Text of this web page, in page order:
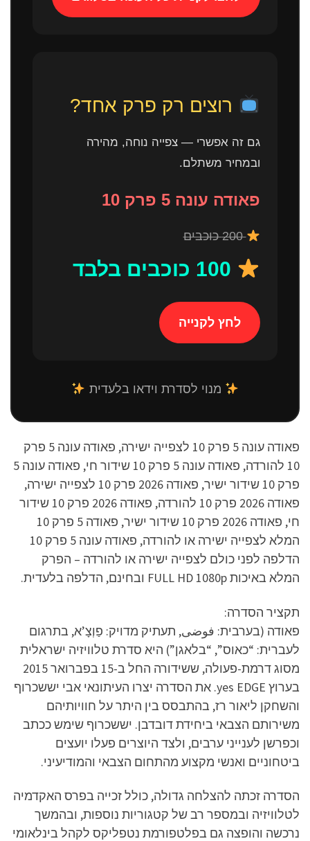
רוצים רק פרק אחד?
גם זה אפשרי — צפייה נוחה, מהירה
ובמחיר משתלם.
פאודה עונה 5 פרק 10
200 כוכבים
לחץ לקנייה
מנוי לסדרת וידאו בלעדית
פאודה עונה 5 פרק 10 לצפייה ישירה, פאודה עונה 5 פרק
10 להורדה, פאודה עונה 5 פרק 10 שידור חי, פאודה עונה 5
פרק 10 שידור ישיר, פאודה 2026 פרק 10 לצפייה ישירה,
פאודה 2026 פרק 10 להורדה, פאודה 2026 פרק 10 שידור
חי, פאודה 2026 פרק 10 שידור ישיר, פאודה 5 פרק 10
המלא לצפייה ישירה או להורדה, פאודה עונה 5 פרק 10
הדלפה לפני כולם לצפייה ישירה או להורדה – הפרק
המלא באיכות FULL HD 1080p ובחינם, הדלפה בלעדית.
תקציר הסדרה:
פאודה (בערבית: فوضى, תעתיק מדויק: פַוְצָ’א, בתרגום
לעברית: “כאוס”, “בלאגן”) היא סדרת טלוויזיה ישראלית
מסוג דרמת-פעולה, ששידורה החל ב-15 בפברואר 2015
בערוץ yes EDGE. את הסדרה יצרו העיתונאי אבי יששכרוף
והשחקן ליאור רז, בהתבסס בין היתר על חוויותיהם
משירותם הצבאי ביחידת דובדבן. יששכרוף שימש ככתב
וכפרשן לענייני ערבים, ולצד היוצרים פעלו יועצים
ביטחוניים ואנשי מקצוע מהתחום הצבאי והמודיעיני.
הסדרה זכתה להצלחה גדולה, כולל זכייה בפרס האקדמיה
לטלוויזיה ובמספר רב של קטגוריות נוספות, ובהמשך
נרכשה והופצה גם בפלטפורמת נטפליקס לקהל בינלאומי